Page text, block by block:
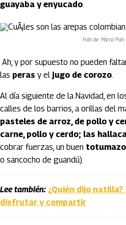
guayaba y enyucado.
Foto de: Marca País
Ah, y por supuesto no pueden
las peras y el jugo de corozo.
Al día siguiente de la Navidad, en
calles de los barrios, a orillas del
pasteles de arroz, de pollo y
carne, pollo y cerdo; las
cobrar fuerzas, un buen totumazo
o sancocho de guandú).
Lee también: ¿Quién dijo
disfrutar y compartir